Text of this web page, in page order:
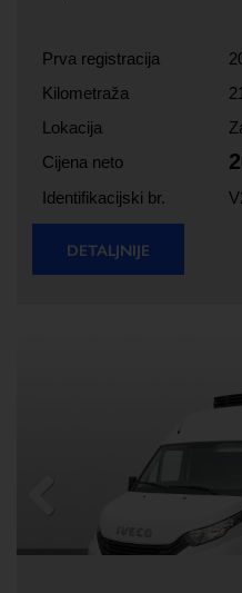
Prva registracija
Kilometraža
Lokacija
Cijena neto
Identifikacijski br.
DETALJNIJE